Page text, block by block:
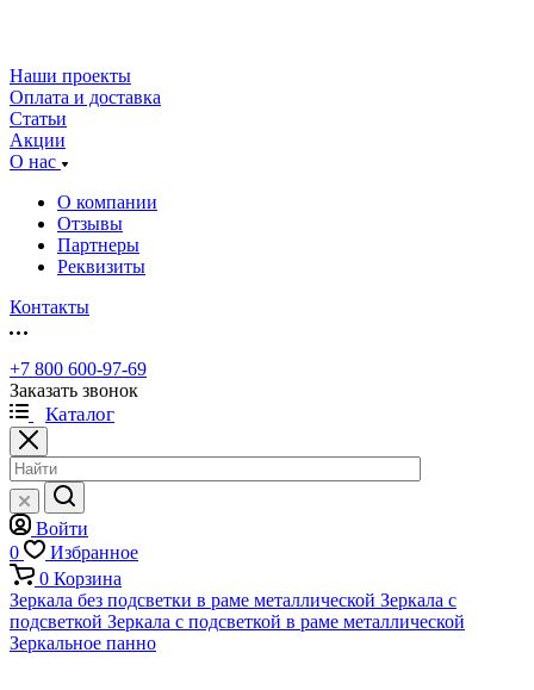
Наши проекты
Оплата и доставка
Статьи
Акции
О нас
О компании
Отзывы
Партнеры
Реквизиты
Контакты
+7 800 600-97-69
Заказать звонок
Каталог
Войти
0
Избранное
0 Корзина
Зеркала без подсветки в раме металлической Зеркала с
подсветкой Зеркала с подсветкой в раме металлической
Зеркальное панно